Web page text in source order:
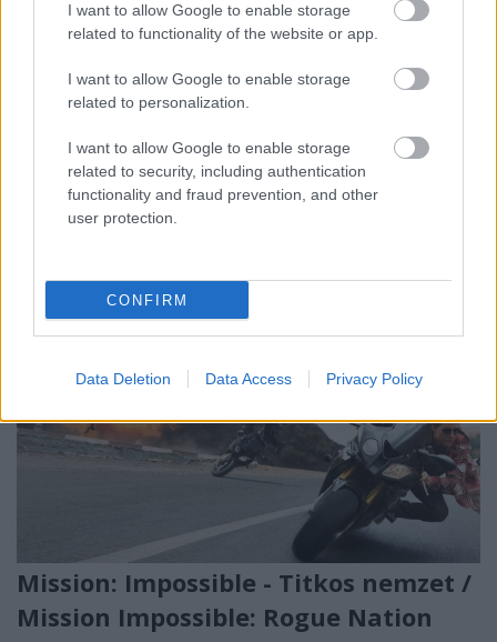
I want to allow Google to enable storage
related to functionality of the website or app.
I want to allow Google to enable storage
related to personalization.
I want to allow Google to enable storage
related to security, including authentication
functionality and fraud prevention, and other
user protection.
CONFIRM
Data Deletion Data Access Privacy Policy
ComingSoon - 2015. augusztus 6.
Ezen a héten mindenki Christopher McQuarrie
lehetetlen küldetésére fog figyelni, amely az eddig
hallottak alapján egyáltalán nem érdemtelen, de az
európai produkciók közül akadni fog néhány…
Mission: Impossible - Titkos nemzet /
Mission Impossible: Rogue Nation